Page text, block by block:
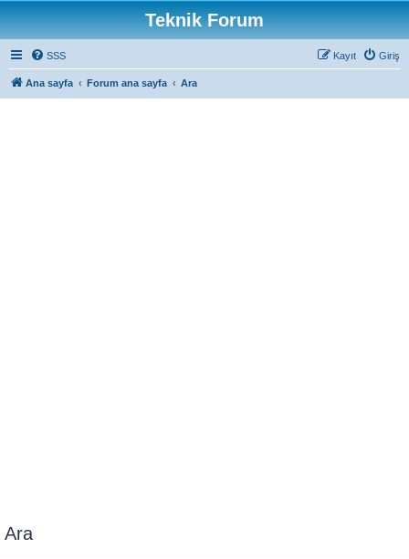
Teknik Forum
SSS Giriş
Kayıt
Ana sayfa Forum ana sayfa Ara
Ara